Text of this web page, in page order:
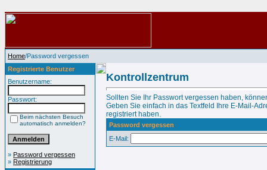
Home/Password vergessen
Registrierte Benutzer
Benutzername:
Passwort:
Beim nächsten Besuch
automatisch anmelden?
» Password vergessen
» Registrierung
Kontrollzentrum
Sollten Sie Ihr Passwort vergessen haben,
Geben Sie einfach in das Textfeld Ihre E-Mail-
registriert haben.
Password vergessen
E-Mail: